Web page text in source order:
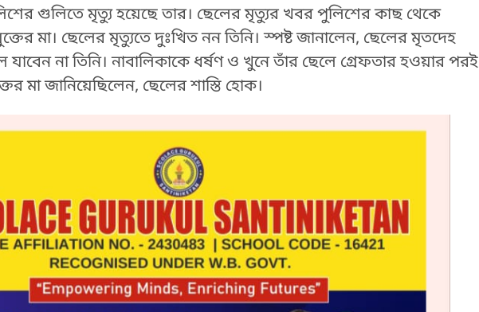
গুলিতে মৃত্যু হয়েছে তার। ছেলের মৃত্যুর খবর পুলিশের কাছ থেকে
মা। ছেলের মৃত্যুতে দুঃখিত নন তিনি। স্পষ্ট জানালেন, ছেলের মৃতদেহ
না তিনি। নাবালিকাকে ধর্ষণ ও খুনে তাঁর ছেলে গ্রেফতার হওয়ার পরই
মা জানিয়েছিলেন, ছেলের শাস্তি হোক।